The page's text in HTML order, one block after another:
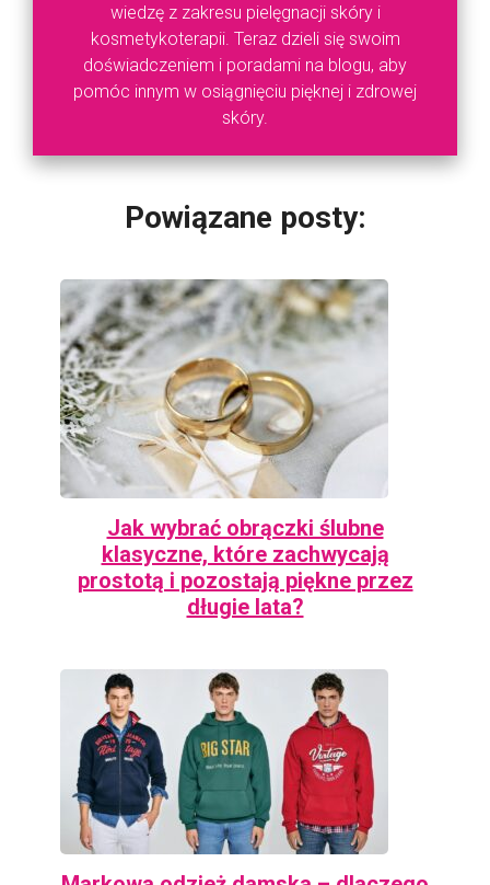
wiedzę z zakresu pielęgnacji skóry i
kosmetykoterapii. Teraz dzieli się swoim
doświadczeniem i poradami na blogu, aby
pomóc innym w osiągnięciu pięknej i zdrowej
skóry.
Powiązane posty:
Jak wybrać obrączki ślubne
klasyczne, które zachwycają
prostotą i pozostają piękne przez
długie lata?